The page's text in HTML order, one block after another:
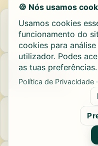
🍪 Nós usamos
Usamos cookies
funcionamento do
cookies para
utilizador. Podes
as tuas preferências.
Política de Privacidade ·